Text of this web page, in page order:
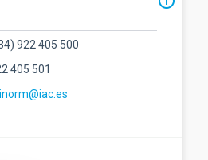
922 405 500
405 501